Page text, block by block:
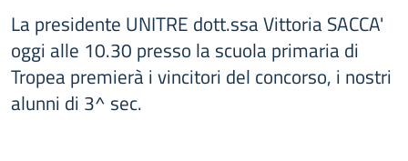
La presidente UNITRE dott.ssa Vittoria SACCA'
oggi alle 10.30 presso la scuola primaria di
Tropea premierà i vincitori del concorso, i nostri
alunni di 3^ sec.